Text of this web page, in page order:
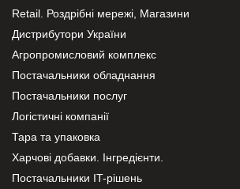
Retail. Роздрібні мережі, Магазини
Дистрибутори України
Агропромисловий комплекс
Постачальники обладнання
Постачальники послуг
Логістичні компанії
Тара та упаковка
Харчові добавки. Інгредієнти.
Постачальники IT-рішень